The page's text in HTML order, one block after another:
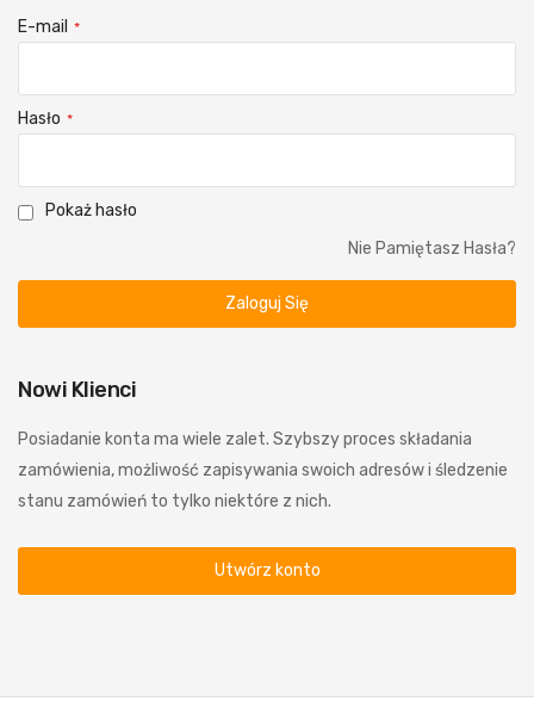
E-mail
Hasło
Pokaż hasło
Zaloguj Się
Nie Pamiętasz Hasła?
Nowi Klienci
Posiadanie konta ma wiele zalet. Szybszy proces składania
zamówienia, możliwość zapisywania swoich adresów i śledzenie
stanu zamówień to tylko niektóre z nich.
Utwórz konto